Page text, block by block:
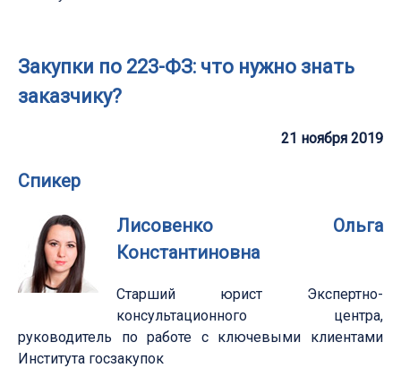
Закупки по 223-ФЗ: что нужно знать
заказчику?
21 ноября 2019
Спикер
Лисовенко Ольга
Константиновна
Старший юрист Экспертно-
консультационного центра,
руководитель по работе с ключевыми клиентами
Института госзакупок